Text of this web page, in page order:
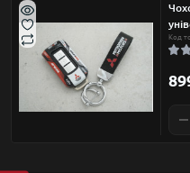
Код